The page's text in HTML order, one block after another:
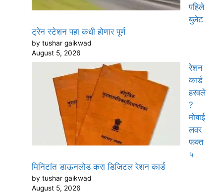
पहिले
बुलेट
ट्रेन स्टेशन पहा कधी होणार पूर्ण
by tushar gaikwad
August 5, 2026
रेशन
कार्ड
हरवले
?
मोबाई
लवर
फक्त
५
मिनिटांत डाऊनलोड करा डिजिटल रेशन कार्ड
by tushar gaikwad
August 5, 2026